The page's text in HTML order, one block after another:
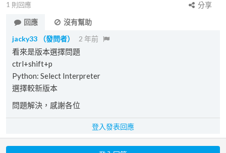
1 則回應
分享
回應
沒有幫助
jacky33
（發問者） 2 年前
看來是版本選擇問題
ctrl+shift+p
Python: Select Interpreter
選擇較新版本
問題解決，感謝各位
登入發表回應